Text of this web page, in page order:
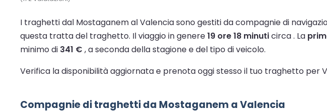
I traghetti dal Mostaganem al Valencia sono gestiti da compagnie di
questa tratta del traghetto. Il viaggio in genere19 ore 18 minuticirca . La
minimo di 341 € , a seconda della stagione e del tipo di veicolo.
Verifica la disponibilità aggiornata e prenota oggi stesso il tuo traghetto per
Compagnie di traghetti da Mostaganem a Valencia